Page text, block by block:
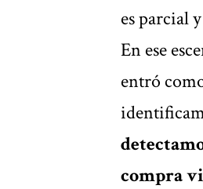
es parcial
En ese
entró
compra